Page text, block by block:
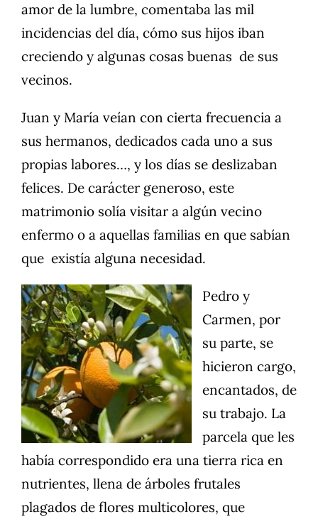
amor de la lumbre, comentaba las mil
incidencias del día, cómo sus hijos iban
creciendo y algunas cosas buenas de sus
vecinos.
Juan y María veían con cierta frecuencia a
sus hermanos, dedicados cada uno a sus
propias labores…, y los días se deslizaban
felices. De carácter generoso, este
matrimonio solía visitar a algún vecino
enfermo o a aquellas familias en que sabían
que existía alguna necesidad.
Pedro y
Carmen, por
su parte, se
hicieron cargo,
encantados, de
su trabajo. La
parcela que les
había correspondido era una tierra rica en
nutrientes, llena de árboles frutales
plagados de flores multicolores, que